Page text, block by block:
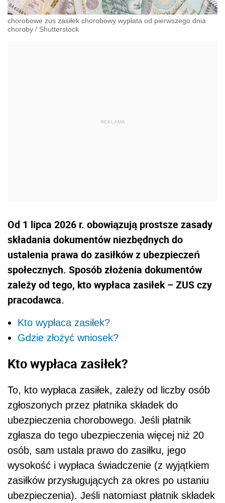
chorobowe zus zasiłek chorobowy wypłata od pierwszego dnia
choroby / Shutterstock
Od 1 lipca 2026 r. obowiązują prostsze zasady
składania dokumentów niezbędnych do
ustalenia prawa do zasiłków z ubezpieczeń
społecznych. Sposób złożenia dokumentów
zależy od tego, kto wypłaca zasiłek – ZUS czy
pracodawca.
Kto wypłaca zasiłek?
Gdzie złożyć wniosek?
Kto wypłaca zasiłek?
To, kto wypłaca zasiłek, zależy od liczby osób
zgłoszonych przez płatnika składek do
ubezpieczenia chorobowego. Jeśli płatnik
zgłasza do tego ubezpieczenia więcej niż 20
osób, sam ustala prawo do zasiłku, jego
wysokość i wypłaca świadczenie (z wyjątkiem
zasiłków przysługujących za okres po ustaniu
ubezpieczenia). Jeśli natomiast płatnik składek